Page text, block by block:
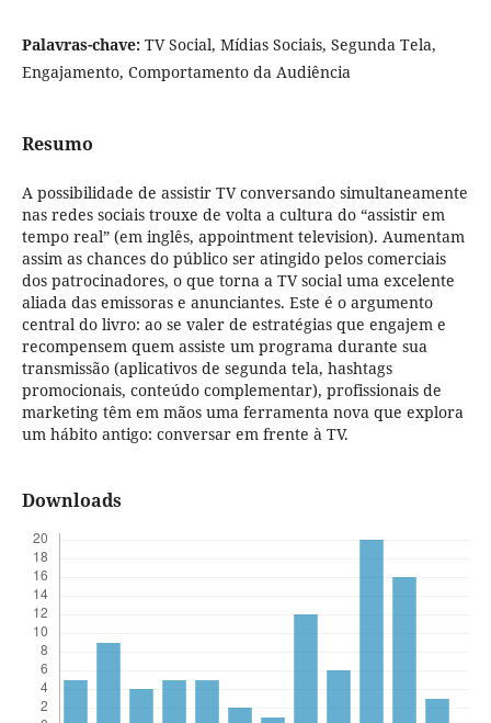
Palavras-chave: TV Social, Mídias Sociais, Segunda Tela,
Engajamento, Comportamento da Audiência
Resumo
A possibilidade de assistir TV conversando simultaneamente
nas redes sociais trouxe de volta a cultura do “assistir em
tempo real” (em inglês, appointment television). Aumentam
assim as chances do público ser atingido pelos comerciais
dos patrocinadores, o que torna a TV social uma excelente
aliada das emissoras e anunciantes. Este é o argumento
central do livro: ao se valer de estratégias que engajem e
recompensem quem assiste um programa durante sua
transmissão (aplicativos de segunda tela, hashtags
promocionais, conteúdo complementar), profissionais de
marketing têm em mãos uma ferramenta nova que explora
um hábito antigo: conversar em frente à TV.
Downloads